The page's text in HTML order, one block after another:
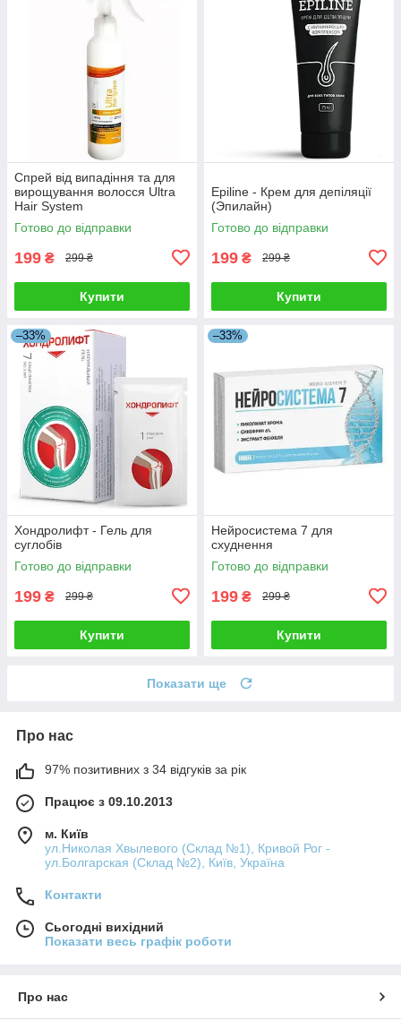
Спрей від випадіння та для
вирощування волосся Ultra
Hair System
Готово до відправки
199 ₴ 299 ₴
Купити
Epiline - Крем для депіляції
(Эпилайн)
Готово до відправки
199 ₴ 299 ₴
Купити
–33%
Хондролифт - Гель для
суглобів
Готово до відправки
199 ₴ 299 ₴
Купити
–33%
Нейросистема 7 для
схуднення
Готово до відправки
199 ₴ 299 ₴
Купити
Показати ще
Про нас
97% позитивних з 34 відгуків за рік
Працює з 09.10.2013
м. Київ
ул.Николая Хвылевого (Склад №1), Кривой Рог -
ул.Болгарская (Склад №2), Київ, Україна
Контакти
Сьогодні вихідний
Показати весь графік роботи
Про нас